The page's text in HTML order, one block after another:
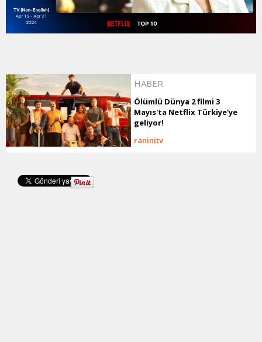
HABER
Ölümlü Dünya 2 filmi 3
Mayıs'ta Netflix Türkiye'ye
geliyor!
raninitv